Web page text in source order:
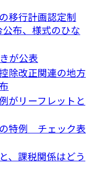
移行計画認定制
布、様式のひな
が公表
除改正関連の地方
がリーフレットと
特例 チェック表
、課税関係はどう